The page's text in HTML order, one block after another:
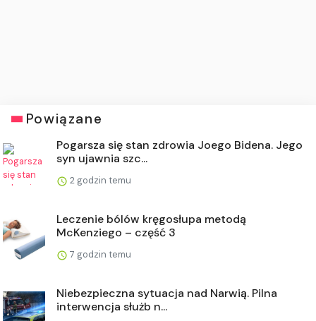
Powiązane
Pogarsza się stan zdrowia Joego Bidena. Jego
syn ujawnia szc...
2 godzin temu
Leczenie bólów kręgosłupa metodą
McKenziego – część 3
7 godzin temu
Niebezpieczna sytuacja nad Narwią. Pilna
interwencja służb n...